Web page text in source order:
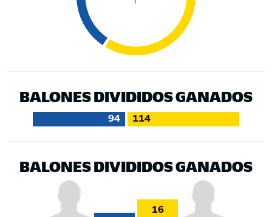
BALONES DIVIDIDOS GANADOS
94 114
BALONES DIVIDIDOS GANADOS
16